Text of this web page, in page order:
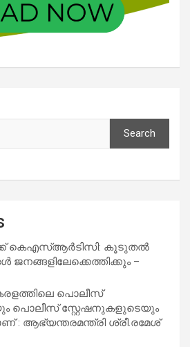
Search
കെഎസ്ആർടിസി: കൂടുതൽ
ജനങ്ങളിലേക്കെത്തിക്കും –
പൊലീസ്
പൊലീസ് സ്റ്റേഷനുകളുടെയും
ആഭ്യന്തരമന്ത്രി ശ്രീ.രമേശ്